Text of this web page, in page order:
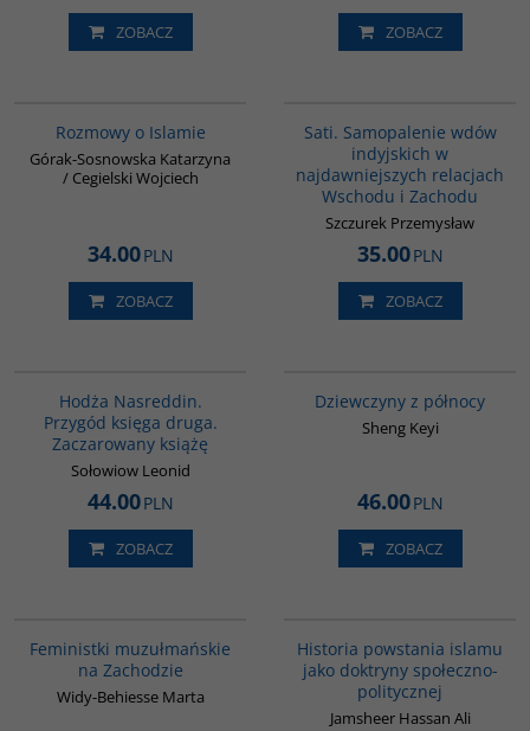
ZOBACZ ZOBACZ
Rozmowy o Islamie
Górak-Sosnowska Katarzyna
/ Cegielski Wojciech
34.00PLN
ZOBACZ
Sati. Samopalenie wdów
indyjskich w
najdawniejszych relacjach
Wschodu i Zachodu
Szczurek Przemysław
35.00PLN
ZOBACZ
Hodża Nasreddin.
Przygód księga druga.
Zaczarowany książę
Sołowiow Leonid
44.00PLN
ZOBACZ
Dziewczyny z północy
Sheng Keyi
46.00PLN
ZOBACZ
Feministki muzułmańskie
na Zachodzie
Widy-Behiesse Marta
Historia powstania islamu
jako doktryny społeczno-
politycznej
Jamsheer Hassan Ali